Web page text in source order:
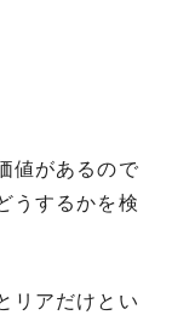
値があるので
うするかを検
リアだけとい